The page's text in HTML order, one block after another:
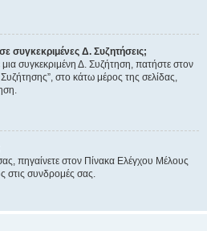
συγκεκριμένες Δ. Συζητήσεις;
συγκεκριμένη Δ. Συζήτηση, πατήστε στον
στο κάτω μέρος της σελίδας,
πηγαίνετε στον Πίνακα Ελέγχου Μέλους
στις συνδρομές σας.